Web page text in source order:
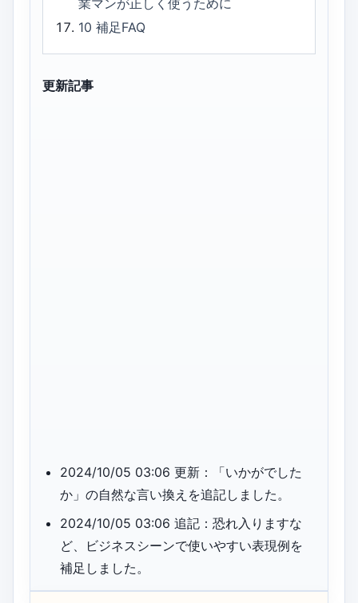
業マンが正しく使うために
10補足FAQ
更新記事
2024/10/05 03:06 更新：「いかがでした
か」の自然な言い換えを追記しました。
2024/10/05 03:06 追記：恐れ入りますな
ど、ビジネスシーンで使いやすい表現例を
補足しました。